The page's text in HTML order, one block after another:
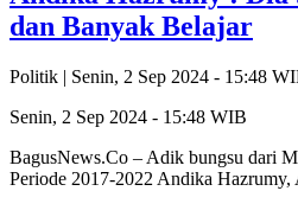
dan Banyak Belajar
Politik | Senin, 2 Sep 2024 - 15:48
Senin, 2 Sep 2024 - 15:48 WIB
BagusNews.Co – Adik bungsu dari
Periode 2017-2022 Andika